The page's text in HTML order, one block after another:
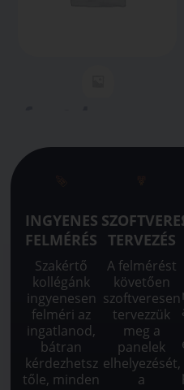
INGYENES
FELMÉRÉS
Szakértő
kollégánk
ingyenesen
felméri az
ingatlanod,
bátran
kérdezhetsz
tőle, minden
TERVEZÉS
A felmérést
követően
szoftveresen
tervezzük
meg a
panelek
elhelyezését,
a